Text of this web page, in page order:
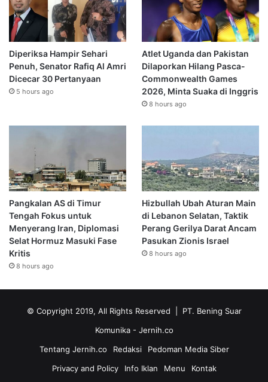
Diperiksa Hampir Sehari
Penuh, Senator Rafiq Al Amri
Dicecar 30 Pertanyaan
5 hours ago
Atlet Uganda dan Pakistan
Dilaporkan Hilang Pasca-
Commonwealth Games
2026, Minta Suaka di Inggris
8 hours ago
Pangkalan AS di Timur
Tengah Fokus untuk
Menyerang Iran, Diplomasi
Selat Hormuz Masuki Fase
Kritis
8 hours ago
Hizbullah Ubah Aturan Main
di Lebanon Selatan, Taktik
Perang Gerilya Darat Ancam
Pasukan Zionis Israel
8 hours ago
© Copyright 2019, All Rights Reserved | PT. Bening Suar
Komunika - Jernih.co
Tentang Jernih.co
Redaksi
Pedoman Media Siber
Privacy and Policy
Info Iklan Menu Kontak